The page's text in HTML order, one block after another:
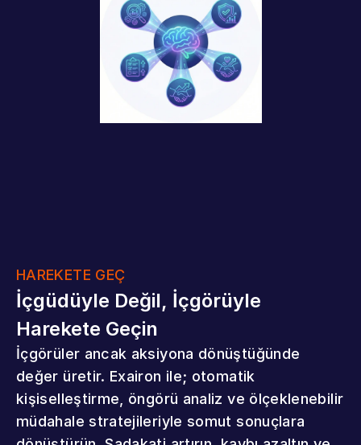
HAREKETE GEÇ
İçgüdüyle Değil, İçgörüyle
Harekete Geçin
İçgörüler ancak aksiyona dönüştüğünde
değer üretir. Exairon ile; otomatik
kişiselleştirme, öngörü analiz ve ölçeklenebilir
müdahale stratejileriyle somut sonuçlara